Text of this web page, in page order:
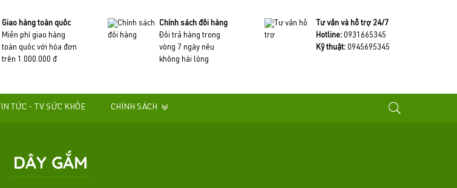
Giao hàng toàn quốc
Miễn phí giao hàng
toàn quốc với hóa đơn
trên 1.000.000 đ
Chính sách đổi hàng
Đổi trả hàng trong
vòng 7 ngày nếu
không hài lòng
Tư vấn và hỗ trợ 24/7
Hotline:0931665345
Kỹ thuật: 0945695345
TIN TỨC - TV SỨC KHỎE CHÍNH SÁCH
DÂY GẮM